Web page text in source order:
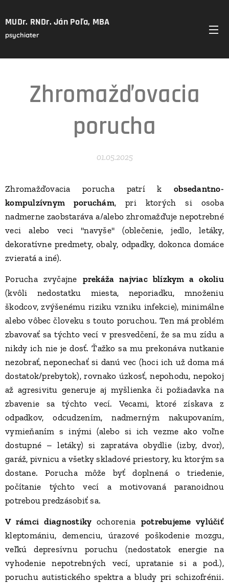
MUDr. RNDr. Ján Poľa, MBA
psychiater
Zhromažďovacia
porucha
01.05.2025
Zhromažďovacia porucha patrí kobsedantno-
kompulzívnym poruchám, pri ktorých si osoba
nadmerne zaobstaráva a/alebo zhromažďuje nepotrebné
veci alebo veci "navyše" (oblečenie, jedlo, letáky,
dekoratívne predmety, obaly, odpadky, dokonca domáce
zvieratá a iné).
Porucha zvyčajne prekáža najviac blízkym a okoliu
(kvôli nedostatku miesta, neporiadku, množeniu
škodcov, zvýšenému riziku vzniku infekcie), minimálne
alebo vôbec človeku s touto poruchou. Ten má problém
zbavovať sa týchto vecí v presvedčení, že sa mu zídu a
nikdy ich nie je dosť. Ťažko sa mu prekonáva nutkanie
nezobrať, neponechať si danú vec (hoci ich už doma má
dostatok/prebytok), rovnako úzkosť, nepohodu, nepokoj
až agresivitu generuje aj myšlienka či požiadavka na
zbavenie sa týchto vecí. Vecami, ktoré získava z
odpadkov, odcudzením, nadmerným nakupovaním,
vymieňaním s inými (alebo si ich vezme ako voľne
dostupné – letáky) si zapratáva obydlie (izby, dvor),
garáž, pivnicu a všetky skladové priestory, ku ktorým sa
dostane. Porucha môže byť doplnená o triedenie,
počítanie týchto vecí a motivovaná paranoidnou
potrebou predzásobiť sa.
V rámci diagnostiky ochorenia potrebujeme vylúčiť
kleptomániu, demenciu, úrazové poškodenie mozgu,
veľkú depresívnu poruchu (nedostatok energie na
vyhodenie nepotrebných vecí, upratanie si a pod.),
poruchu autistického spektra a bludy pri schizofrénii.